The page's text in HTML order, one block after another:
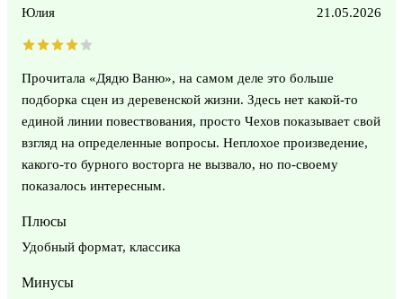
Юлия 21.05.2026
Прочитала «Дядю Ваню», на самом деле это больше
подборка сцен из деревенской жизни. Здесь нет какой-то
единой линии повествования, просто Чехов показывает свой
взгляд на определенные вопросы. Неплохое произведение,
какого-то бурного восторга не вызвало, но по-своему
показалось интересным.
Плюсы
Удобный формат, классика
Минусы